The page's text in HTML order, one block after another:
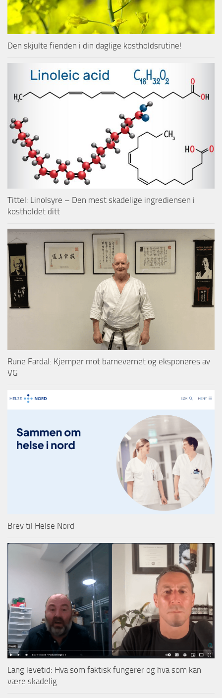
Den skjulte fienden i din daglige kostholdsrutine!
Tittel: Linolsyre – Den mest skadelige ingrediensen i
kostholdet ditt
Rune Fardal: Kjemper mot barnevernet og eksponeres av
VG
Brev til Helse Nord
Lang levetid: Hva som faktisk fungerer og hva som kan
være skadelig